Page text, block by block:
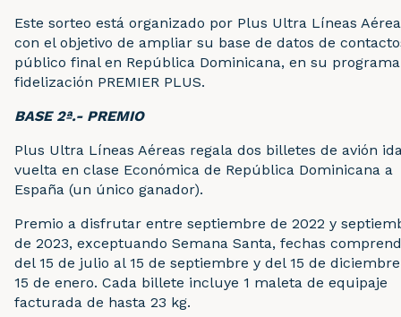
Este sorteo está organizado por Plus Ultra Líneas
con el objetivo de ampliar su base de datos de
público final en República Dominicana, en su
fidelización PREMIER PLUS.
BASE 2ª.- PREMIO
Plus Ultra Líneas Aéreas regala dos billetes de avión
vuelta en clase Económica de República Dominicana a
España (un único ganador).
Premio a disfrutar entre septiembre de 2022 y
de 2023, exceptuando Semana Santa, fechas
del 15 de julio al 15 de septiembre y del 15 de
15 de enero. Cada billete incluye 1 maleta de equipaje
facturada de hasta 23 kg.